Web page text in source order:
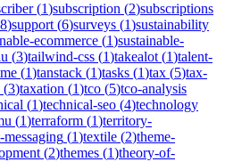
(1)subscription (2)subscriptions
)support (6)surveys (1)sustainability
ecommerce (1)sustainable-
(3)tailwind-css (1)takealot (1)talent-
(1)tanstack (1)tasks (1)tax (5)tax-
(3)taxation (1)tco (5)tco-analysis
(1)technical-seo (4)technology
(1)terraform (1)territory-
messaging (1)textile (2)theme-
(2)themes (1)theory-of-